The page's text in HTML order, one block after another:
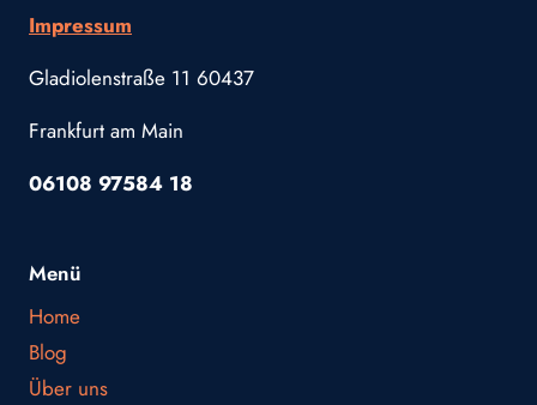
Impressum
Gladiolenstraße 11 60437
Frankfurt am Main
06108 97584 18
Menü
Home
Blog
Über uns